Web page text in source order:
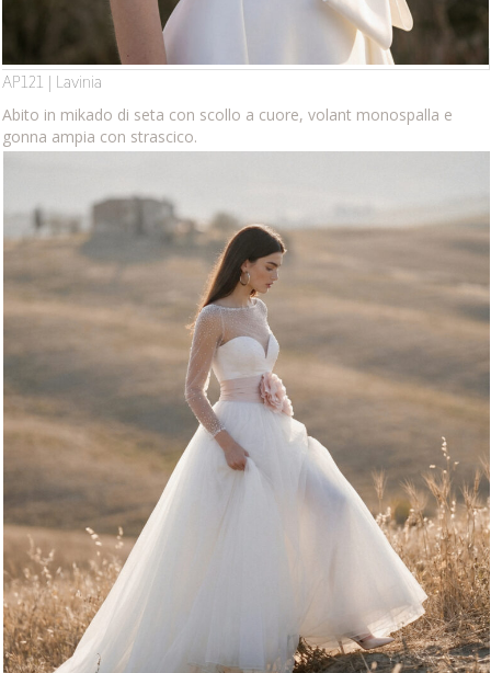
AP121 | Lavinia
Abito in mikado di seta con scollo a cuore, volant monospalla e
gonna ampia con strascico.